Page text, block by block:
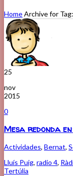
HomeArchive for
25
nov
2015
0
Mesa redonda
Actividades, Bernat,
Lluís Puig, radio 4,
Tertúlia